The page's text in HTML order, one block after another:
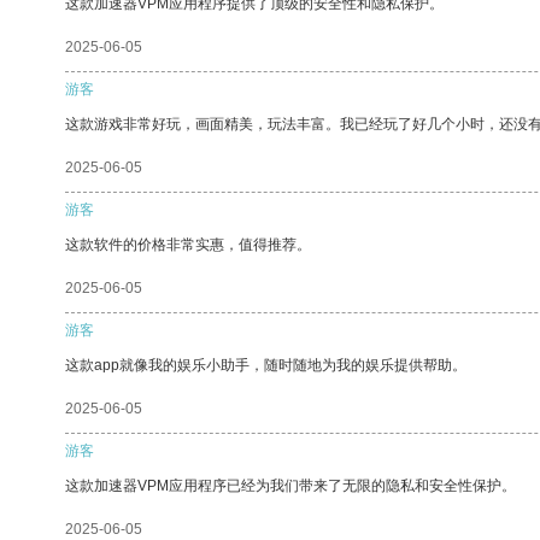
这款加速器VPM应用程序提供了顶级的安全性和隐私保护。
2025-06-05
游客
这款游戏非常好玩，画面精美，玩法丰富。我已经玩了好几个小时，还没
2025-06-05
游客
这款软件的价格非常实惠，值得推荐。
2025-06-05
游客
这款app就像我的娱乐小助手，随时随地为我的娱乐提供帮助。
2025-06-05
游客
这款加速器VPM应用程序已经为我们带来了无限的隐私和安全性保护。
2025-06-05